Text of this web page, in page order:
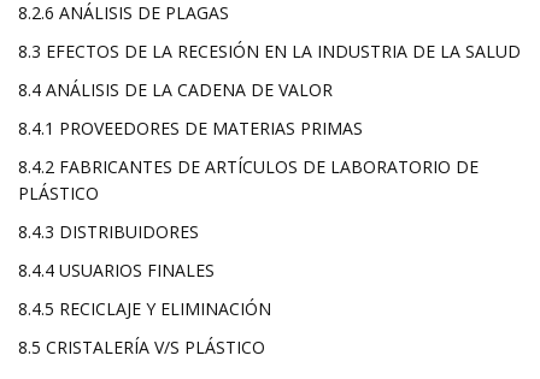
8.2.6 ANÁLISIS DE PLAGAS
8.3 EFECTOS DE LA RECESIÓN EN LA INDUSTRIA DE LA SALUD
8.4 ANÁLISIS DE LA CADENA DE VALOR
8.4.1 PROVEEDORES DE MATERIAS PRIMAS
8.4.2 FABRICANTES DE ARTÍCULOS DE LABORATORIO DE
PLÁSTICO
8.4.3 DISTRIBUIDORES
8.4.4 USUARIOS FINALES
8.4.5 RECICLAJE Y ELIMINACIÓN
8.5 CRISTALERÍA V/S PLÁSTICO